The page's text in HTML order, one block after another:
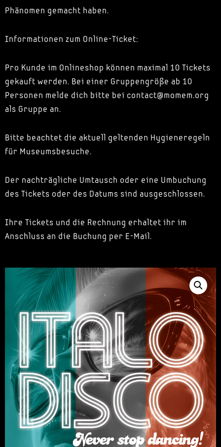
Phänomen gemacht haben.
Informationen zum Online-Ticket:
Pro Kunde im Onlineshop können maximal 10 Tickets
gekauft werden. Bei einer Gruppengröße ab 10
Personen melde dich bitte bei contact@momem.org
als Gruppe an.
Bitte beachtet die aktuell geltenden Hygieneregeln
für Museumsbesuche.
Der nachträgliche Umtausch oder eine Umbuchung
des Tickets oder des Datums sind ausgeschlossen.
Ihre Tickets und die Rechnung erhaltet ihr im
Anschluss an die Buchung per E-Mail.